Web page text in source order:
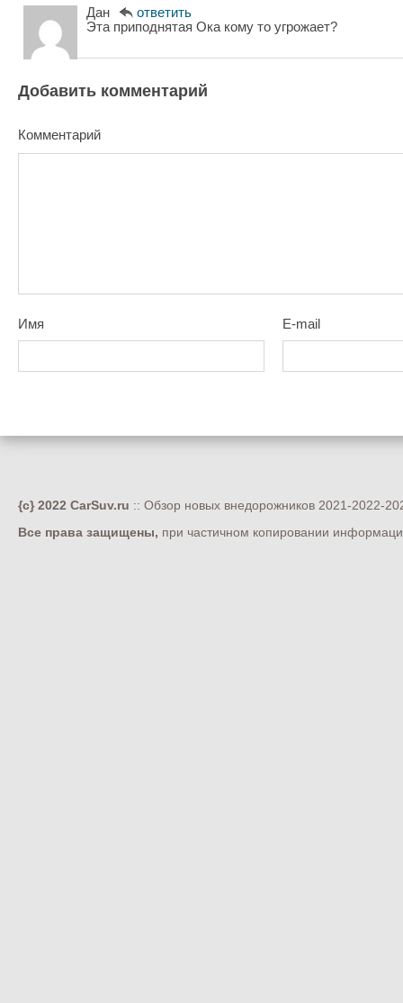
Дан
ответить
Эта приподнятая Ока кому то угрожает?
Добавить комментарий
Комментарий
Имя E-mail
{c} 2022 CarSuv.ru :: Обзор новых внедорожников 2021-2022-
Все права защищены, при частичном копировании